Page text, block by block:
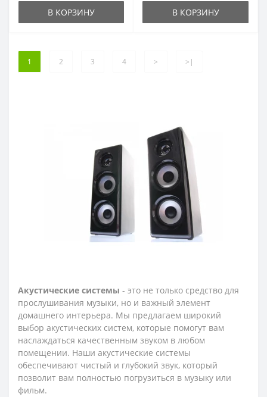
В КОРЗИНУ В КОРЗИНУ
1 2 3 4 > >|
Акустические системы - это не только средство для
прослушивания музыки, но и важный элемент
домашнего интерьера. Мы предлагаем широкий
выбор акустических систем, которые помогут вам
наслаждаться качественным звуком в любом
помещении. Наши акустические системы
обеспечивают чистый и глубокий звук, который
позволит вам полностью погрузиться в музыку или
фильм.